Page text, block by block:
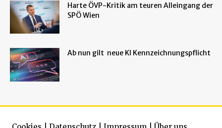
Harte ÖVP-Kritik am teuren Alleingang der
SPÖ Wien
Ab nun gilt neue KI Kennzeichnungspflicht